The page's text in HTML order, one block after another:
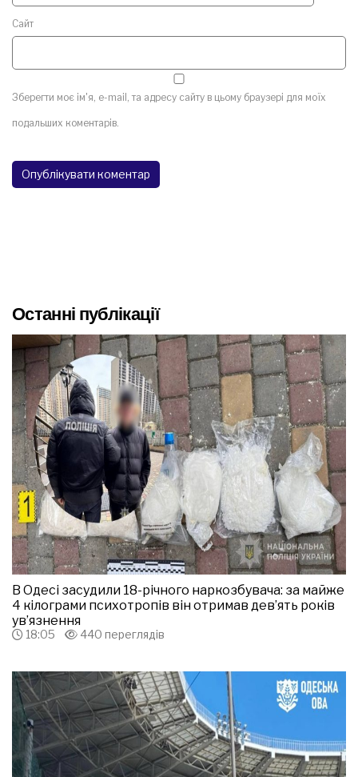
Сайт
Зберегти моє ім'я, e-mail, та адресу сайту в цьому браузері для моїх
подальших коментарів.
Останні публікації
В Одесі засудили 18-річного наркозбувача: за майже
4 кілограми психотропів він отримав дев’ять років
ув’язнення
18:05 440 переглядів